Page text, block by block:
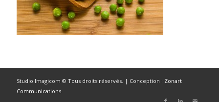
Studio Imagicom © Tous droits réservés. | Conception : Zonart
Communications